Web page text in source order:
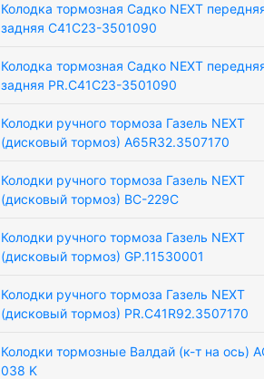
Колодка тормозная Садко NEXT
задняя C41C23-3501090
Колодка тормозная Садко NEXT
задняя PR.C41C23-3501090
Колодки ручного тормоза Газель NEXT
(дисковый тормоз) A65R32.3507170
Колодки ручного тормоза Газель NEXT
(дисковый тормоз) BC-229C
Колодки ручного тормоза Газель NEXT
(дисковый тормоз) GP.11530001
Колодки ручного тормоза Газель NEXT
(дисковый тормоз) PR.С41R92.3507170
Колодки тормозные Валдай (к-т на ось)
038 K